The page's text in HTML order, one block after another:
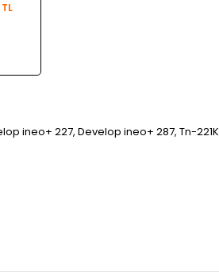
ineo+ 227, Develop ineo+ 287, Tn-221K